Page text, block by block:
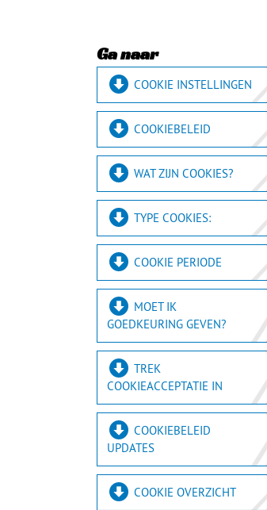
Ga naar
COOKIE INSTELLINGEN
COOKIEBELEID
WAT ZIJN COOKIES?
TYPE COOKIES:
COOKIE PERIODE
MOET IK
GOEDKEURING GEVEN?
TREK
COOKIEACCEPTATIE IN
COOKIEBELEID
UPDATES
COOKIE OVERZICHT